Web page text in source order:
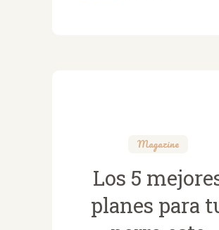
Magazine
Los 5
planes para